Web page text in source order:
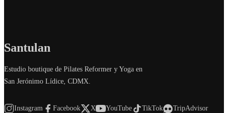
Santulan
Estudio boutique de Pilates Reformer y Yoga en
San Jerónimo Lídice, CDMX.
Instagram Facebook X YouTube TikTok TripAdvisor